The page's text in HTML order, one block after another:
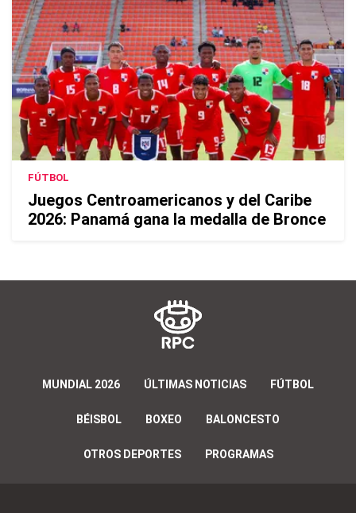
FÚTBOL
Juegos Centroamericanos y del Caribe
2026: Panamá gana la medalla de Bronce
MUNDIAL 2026 ÚLTIMAS NOTICIAS FÚTBOL
BÉISBOL BOXEO BALONCESTO
OTROS DEPORTES PROGRAMAS